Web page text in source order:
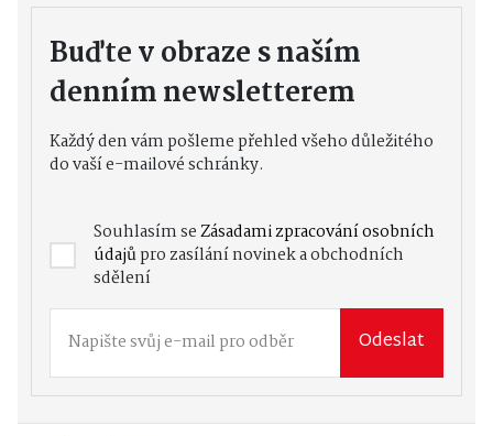
Buďte v obraze s naším
denním newsletterem
Každý den vám pošleme přehled všeho důležitého
do vaší e-mailové schránky.
Souhlasím seZásadami zpracování osobních
údajůpro zasílání novinek a obchodních
sdělení
Odeslat